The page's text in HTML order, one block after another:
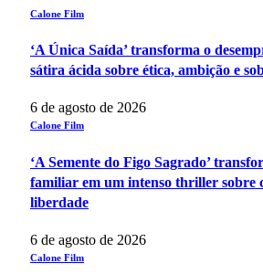
Calone Film
‘A Única Saída’ transforma o
sátira ácida sobre ética, ambição e
6 de agosto de 2026
Calone Film
‘A Semente do Figo Sagrado’
familiar em um intenso thriller sobre
liberdade
6 de agosto de 2026
Calone Film